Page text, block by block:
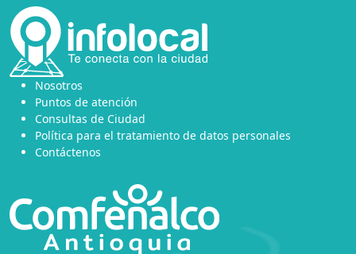
Nosotros
Puntos de atención
Consultas de Ciudad
Política para el tratamiento de datos personales
Contáctenos